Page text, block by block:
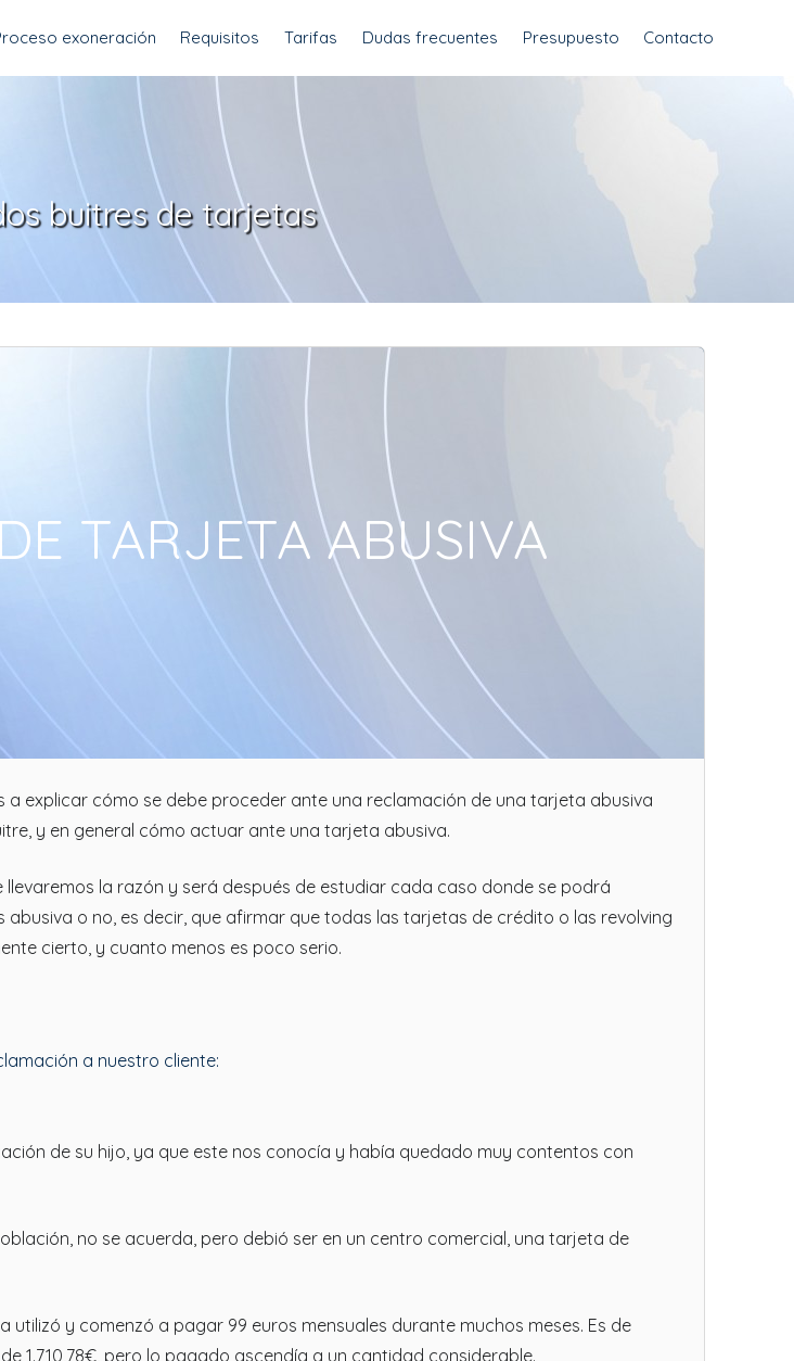
buitres de tarjetas
TARJETA ABUSIVA
a explicar cómo se debe proceder ante una reclamación de una tarjeta abusiva
y en general cómo actuar ante una tarjeta abusiva.
llevaremos la razón y será después de estudiar cada caso donde se podrá
abusiva o no, es decir, que afirmar que todas las tarjetas de crédito o las revolving
cierto, y cuanto menos es poco serio.
a nuestro cliente:
de su hijo, ya que este nos conocía y había quedado muy contentos con
no se acuerda, pero debió ser en un centro comercial, una tarjeta de
y comenzó a pagar 99 euros mensuales durante muchos meses. Es de
1.710,78€, pero lo pagado ascendía a un cantidad considerable.
exoneración Requisitos Tarifas Dudas frecuentes Presupuesto Contacto